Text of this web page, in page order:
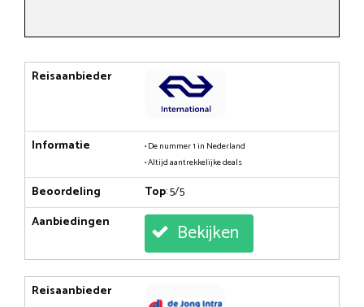
Reisaanbieder
Informatie
• De nummer 1 in Nederland
• Altijd aantrekkelijke deals
Beoordeling Top: 5/5
Aanbiedingen
Bekijken
Reisaanbieder